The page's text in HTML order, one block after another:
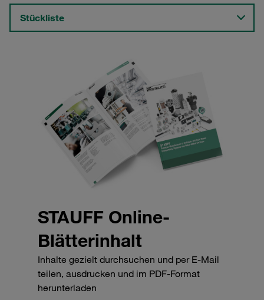
Stückliste
STAUFF Online-
Blätterinhalt
Inhalte gezielt durchsuchen und per E-Mail
teilen, ausdrucken und im PDF-Format
herunterladen